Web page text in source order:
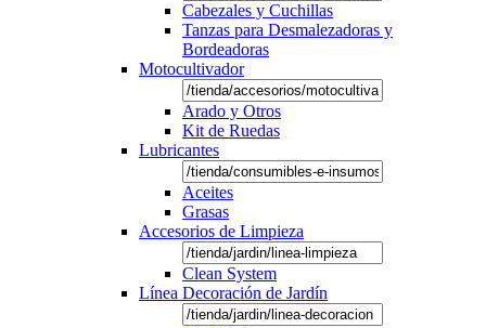
Cabezales y Cuchillas
Tanzas para Desmalezadoras y
Bordeadoras
Motocultivador
Arado y Otros
Kit de Ruedas
Lubricantes
Aceites
Grasas
Accesorios de Limpieza
Clean System
Línea Decoración de Jardín